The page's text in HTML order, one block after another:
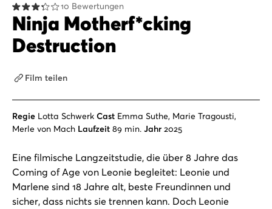
10 Bewertungen
Ninja Motherf*cking
Destruction
Film teilen
Regie Lotta Schwerk Cast Emma Suthe, Marie Tragousti,
Merle von Mach Laufzeit 89 min. Jahr 2025
Eine filmische Langzeitstudie, die über 8 Jahre das
Coming of Age von Leonie begleitet: Leonie und
Marlene sind 18 Jahre alt, beste Freundinnen und
sicher, dass nichts sie trennen kann. Doch Leonie